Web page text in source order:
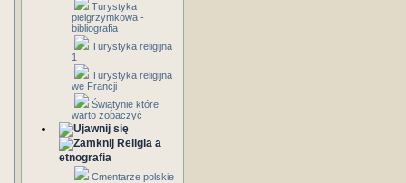
Turystyka
pielgrzymkowa -
bibliografia
Turystyka religijna
1
Turystyka religijna
we Francji
Świątynie które
warto zobaczyć
Religia a
etnografia
Cmentarze polskie